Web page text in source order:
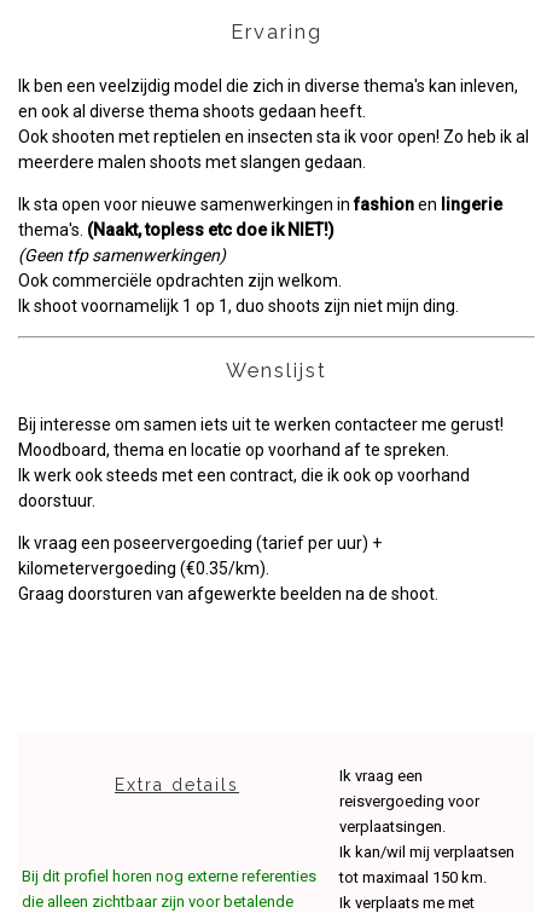
Ervaring
Ik ben een veelzijdig model die zich in diverse thema's kan inleven,
en ook al diverse thema shoots gedaan heeft.
Ook shooten met reptielen en insecten sta ik voor open! Zo heb ik al
meerdere malen shoots met slangen gedaan.
Ik sta open voor nieuwe samenwerkingen infashionen lingerie
thema's. (Naakt, topless etc doe ik NIET!)
(Geen tfp samenwerkingen)
Ook commerciële opdrachten zijn welkom.
Ik shoot voornamelijk 1 op 1, duo shoots zijn niet mijn ding.
Wenslijst
Bij interesse om samen iets uit te werken contacteer me gerust!
Moodboard, thema en locatie op voorhand af te spreken.
Ik werk ook steeds met een contract, die ik ook op voorhand
doorstuur.
Ik vraag een poseervergoeding (tarief per uur) +
kilometervergoeding (€0.35/km).
Graag doorsturen van afgewerkte beelden na de shoot.
Extra details
Bij dit profiel horen nog externe referenties
die alleen zichtbaar zijn voor betalende
Ik vraag een
reisvergoeding voor
verplaatsingen.
Ik kan/wil mij verplaatsen
tot maximaal 150 km.
Ik verplaats me met